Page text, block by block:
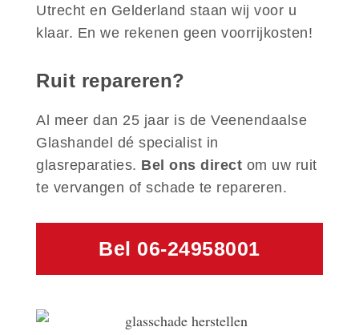
Utrecht en Gelderland staan wij voor u
klaar. En we rekenen geen voorrijkosten!
Ruit repareren?
Al meer dan 25 jaar is de Veenendaalse
Glashandel dé specialist in
glasreparaties. Bel ons direct om uw ruit
te vervangen of schade te repareren.
Bel 06-24958001